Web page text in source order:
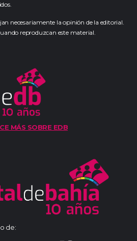
necesariamente la opinión de la editorial.
reproduzcan este material.
MÁS SOBRE EDB
de: